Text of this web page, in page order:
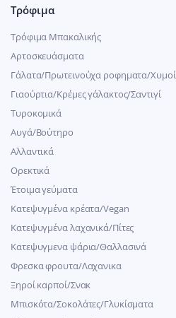
Τρόφιμα
Τρόφιμα Μπακαλικής
Αρτοσκευάσματα
Γάλατα/Πρωτεινούχα ροφηματα/Χυμοί
Γιαούρτια/Κρέμες γάλακτος/Σαντιγί
Τυροκομικά
Αυγά/Βούτηρο
Αλλαντικά
Ορεκτικά
Έτοιμα γεύματα
Κατεψυγμένα κρέατα/Vegan
Kατεψυγμένα λαχανικά/Πίτες
Κατεψυγμενα ψάρια/Θαλλασινά
Φρεσκα φρουτα/Λαχανικα
Ξηροί καρποί/Σνακ
Μπισκότα/Σοκολάτες/Γλυκίσματα